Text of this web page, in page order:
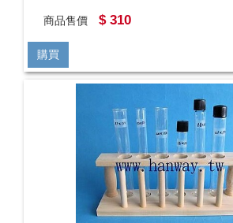
商品售價 $ 310
購買